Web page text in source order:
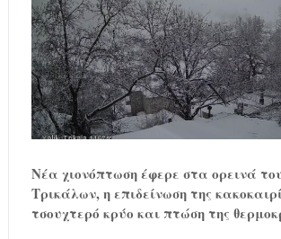
Νέα χιονόπτωση έφερε στα ορεινά
Τρικάλων, η επιδείνωση της
τσουχτερό κρύο και πτώση της